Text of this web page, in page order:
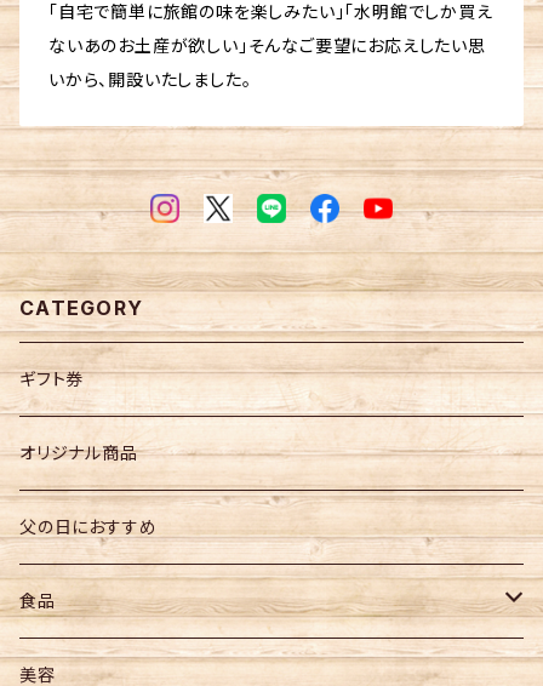
「自宅で簡単に旅館の味を楽しみたい」「水明館でしか買え
ないあのお土産が欲しい」そんなご要望にお応えしたい思
いから、開設いたしました。
CATEGORY
ギフト券
オリジナル商品
父の日におすすめ
食品
お菓子
美容